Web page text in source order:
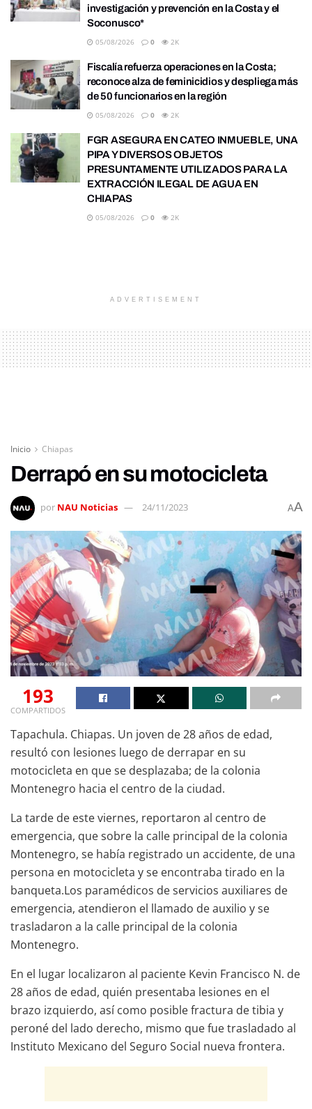
investigación y prevención en la Costa y el
Soconusco*
05/08/2026 0 2K
Fiscalía refuerza operaciones en la Costa;
reconoce alza de feminicidios y despliega más
de 50 funcionarios en la región
05/08/2026 0 2K
FGR ASEGURA EN CATEO INMUEBLE, UNA
PIPA Y DIVERSOS OBJETOS
PRESUNTAMENTE UTILIZADOS PARA LA
EXTRACCIÓN ILEGAL DE AGUA EN
CHIAPAS
05/08/2026 0 2K
ADVERTISEMENT
Inicio Chiapas
Derrapó en su motocicleta
por NAU Noticias 24/11/2023 AA
193
COMPARTIDOS
Tapachula. Chiapas. Un joven de 28 años de edad,
resultó con lesiones luego de derrapar en su
motocicleta en que se desplazaba; de la colonia
Montenegro hacia el centro de la ciudad.
La tarde de este viernes, reportaron al centro de
emergencia, que sobre la calle principal de la colonia
Montenegro, se había registrado un accidente, de una
persona en motocicleta y se encontraba tirado en la
banqueta.Los paramédicos de servicios auxiliares de
emergencia, atendieron el llamado de auxilio y se
trasladaron a la calle principal de la colonia
Montenegro.
En el lugar localizaron al paciente Kevin Francisco N. de
28 años de edad, quién presentaba lesiones en el
brazo izquierdo, así como posible fractura de tibia y
peroné del lado derecho, mismo que fue trasladado al
Instituto Mexicano del Seguro Social nueva frontera.